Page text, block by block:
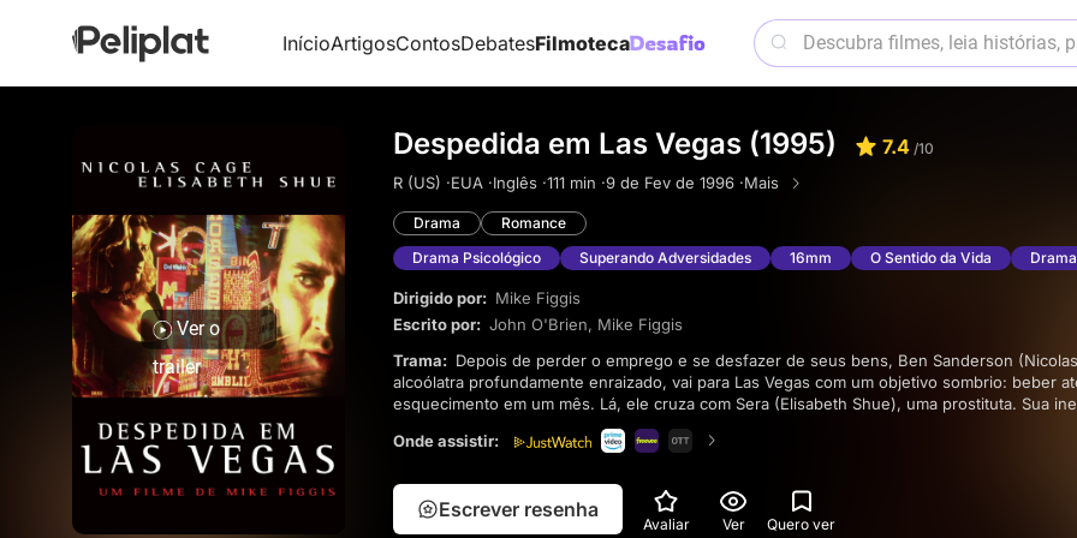
InícioArtigosContosDebatesFilmoteca
Ver o
trailer
Despedida em Las Vegas (1995) 7.4 /10
R (US) ·EUA ·Inglês ·111 min ·9 de Fev de 1996 ·Mais
Drama
Romance
Drama Psicológico
Superando Adversidades 16mm O Sentido da Vida
Dirigido por: Mike Figgis
Escrito por: John O'Brien, Mike Figgis
Trama:
alcoólatra profundamente enraizado, vai para Las Vegas com um objetivo sombrio: beber
esquecimento em um mês. Lá, ele cruza com Sera (Elisabeth Shue), uma prostituta. Sua
se transforma em amor, levando Ben a morar com ela. Em um pacto de compreensão, eles
alterar os caminhos escolhidos um pelo outro, compartilhando um romance comovente
Onde assistir:
Escrever resenha
Avaliar Ver Quero ver